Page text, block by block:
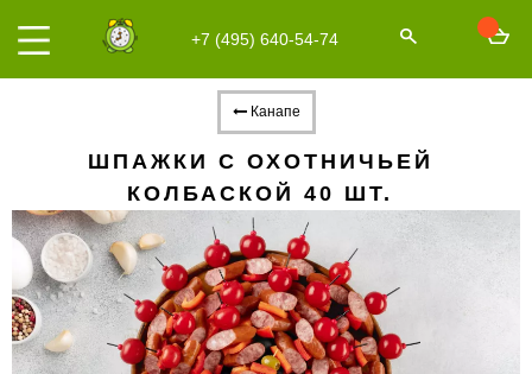
+7 (495) 640-54-74
Канапе
ШПАЖКИ С ОХОТНИЧЬЕЙ
КОЛБАСКОЙ 40 ШТ.